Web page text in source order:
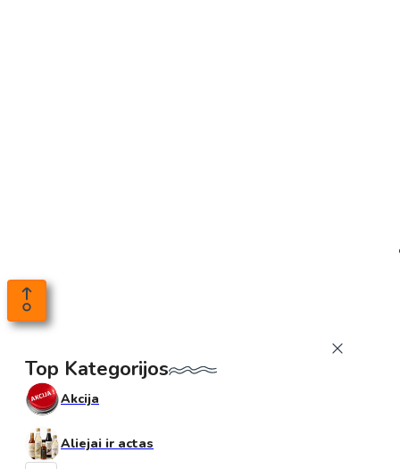
Top Kategorijos
Akcija
Aliejai ir actas